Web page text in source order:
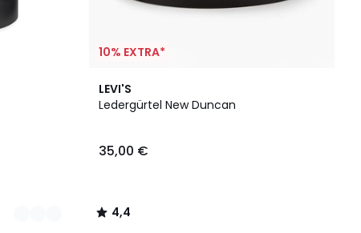
10% EXTRA*
LEVI'S
Ledergürtel New Duncan
35,00 €
4,4
/ 5
4,4
/